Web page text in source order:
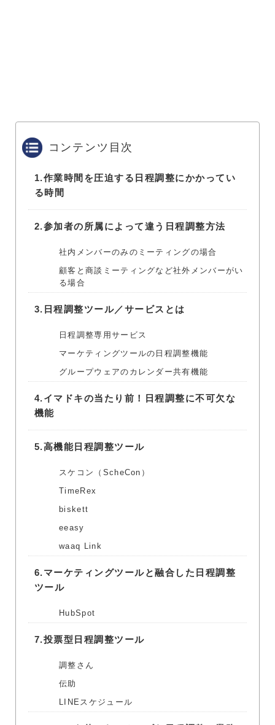
コンテンツ目次
1.作業時間を圧迫する日程調整にかかってい
る時間
2.参加者の所属によって違う日程調整方法
社内メンバーのみのミーティングの場合
顧客と商談ミーティングなど社外メンバーがい
る場合
3. 日程調整ツール／サービスとは
日程調整専用サービス
マーケティングツールの日程調整機能
グループウェアのカレンダー共有機能
4.イマドキの当たり前！日程調整に不可欠な
機能
5.高機能日程調整ツール
スケコン（ScheCon）
TimeRex
biskett
eeasy
waaq Link
6.マーケティングツールと融合した日程調整
ツール
HubSpot
7.投票型日程調整ツール
調整さん
伝助
LINEスケジュール